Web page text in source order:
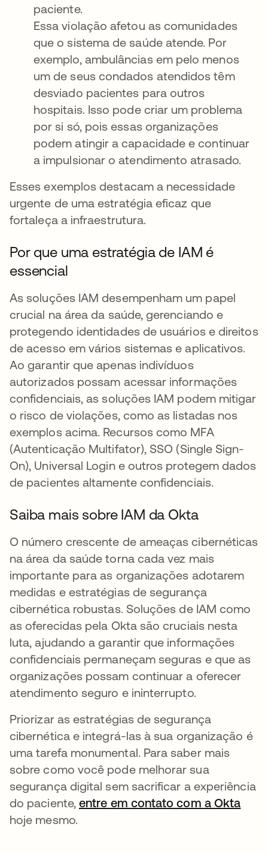
paciente.
Essa violação afetou as comunidades
que o sistema de saúde atende. Por
exemplo, ambulâncias em pelo menos
um de seus condados atendidos têm
desviado pacientes para outros
hospitais. Isso pode criar um problema
por si só, pois essas organizações
podem atingir a capacidade e continuar
a impulsionar o atendimento atrasado.
Esses exemplos destacam a necessidade
urgente de uma estratégia eficaz que
fortaleça a infraestrutura.
Por que uma estratégia de IAM é
essencial
As soluções IAM desempenham um papel
crucial na área da saúde, gerenciando e
protegendo identidades de usuários e direitos
de acesso em vários sistemas e aplicativos.
Ao garantir que apenas indivíduos
autorizados possam acessar informações
confidenciais, as soluções IAM podem mitigar
o risco de violações, como as listadas nos
exemplos acima. Recursos como MFA
(Autenticação Multifator), SSO (Single Sign-
On), Universal Login e outros protegem dados
de pacientes altamente confidenciais.
Saiba mais sobre IAM da Okta
O número crescente de ameaças cibernéticas
na área da saúde torna cada vez mais
importante para as organizações adotarem
medidas e estratégias de segurança
cibernética robustas. Soluções de IAM como
as oferecidas pela Okta são cruciais nesta
luta, ajudando a garantir que informações
confidenciais permaneçam seguras e que as
organizações possam continuar a oferecer
atendimento seguro e ininterrupto.
Priorizar as estratégias de segurança
cibernética e integrá-las à sua organização é
uma tarefa monumental. Para saber mais
sobre como você pode melhorar sua
segurança digital sem sacrificar a experiência
do paciente,entre em contato com a Okta
hoje mesmo.